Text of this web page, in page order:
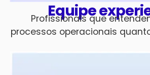
Equipe
Profissionais que
processos operacionais